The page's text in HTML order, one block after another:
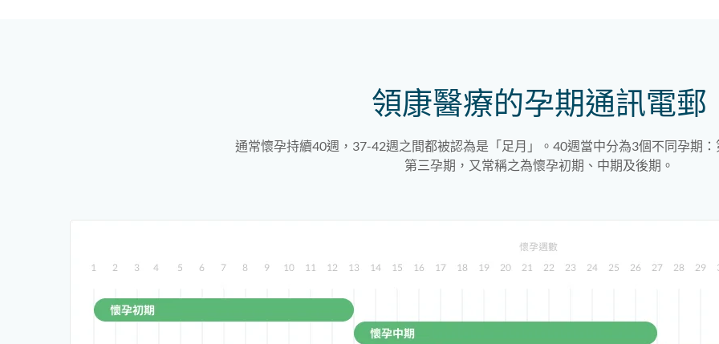
領康醫療的孕期通訊電郵
通常懷孕持續40週，37-42週之間都被認為是「足月」。40週當中分為3個不同孕期
第三孕期，又常稱之為懷孕初期、中期及後期。